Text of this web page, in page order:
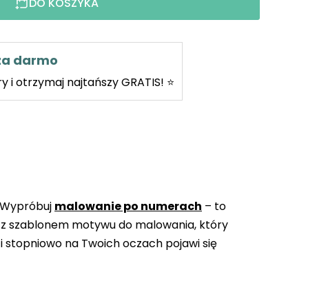
darmo
i otrzymaj najtańszy GRATIS! ⭐
malowanie po numerach – to
z szablonem motywu do malowania, który
na Twoich oczach pojawi się